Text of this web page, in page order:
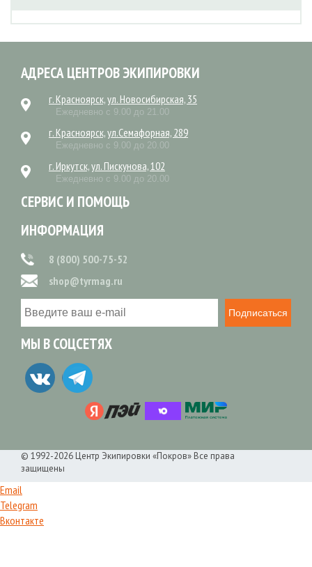
АДРЕСА ЦЕНТРОВ ЭКИПИРОВКИ
г. Красноярск, ул. Новосибирская, 35
Ежедневно с 9.00 до 21.00
г. Красноярск, ул.Семафорная, 289
Ежедневно с 9.00 до 20.00
г. Иркутск, ул. Пискунова, 102
Ежедневно с 9.00 до 20.00
СЕРВИС И ПОМОЩЬ
ИНФОРМАЦИЯ
8 (800) 500-75-52
shop@tyrmag.ru
Подписаться
МЫ В СОЦСЕТЯХ
© 1992-2026 Центр Экипировки «Покров» Все права
защищены
Email
Telegram
Вконтакте